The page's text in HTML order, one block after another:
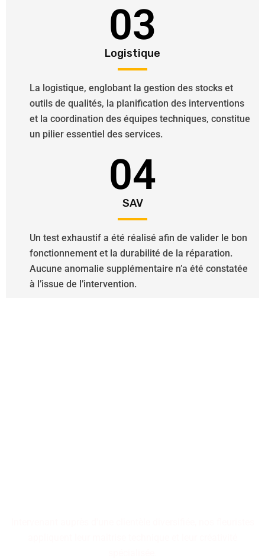
03
Logistique
La logistique, englobant la gestion des stocks et
outils de qualités, la planification des interventions
et la coordination des équipes techniques, constitue
un pilier essentiel des services.
04
SAV
Un test exhaustif a été réalisé afin de valider le bon
fonctionnement et la durabilité de la réparation.
Aucune anomalie supplémentaire n’a été constatée
à l’issue de l’intervention.